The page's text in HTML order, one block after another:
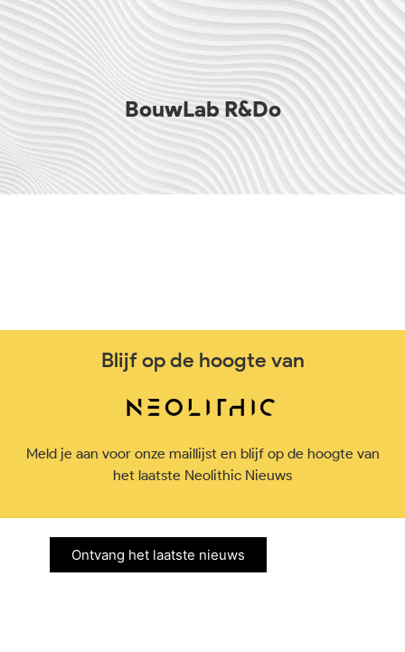
BouwLab R&Do
Blijf op de hoogte van
Meld je aan voor onze maillijst en blijf op de hoogte van
het laatste Neolithic Nieuws
Ontvang het laatste nieuws